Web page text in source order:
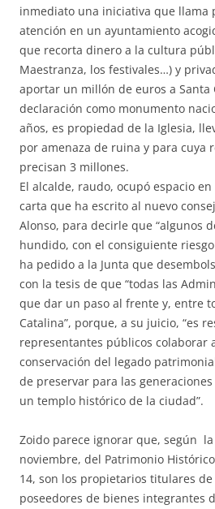
inmediato una iniciativa que llama
atención en un ayuntamiento
que recorta dinero a la cultura
Maestranza, los festivales…) y
aportar un millón de euros a Santa
declaración como monumento
años, es propiedad de la Iglesia,
por amenaza de ruina y para cuya
precisan 3 millones.
El alcalde, raudo, ocupó espacio
carta que ha escrito al nuevo
Alonso, para decirle que “algunos
hundido, con el consiguiente
ha pedido a la Junta que
con la tesis de que “todas las
que dar un paso al frente y, entre
Catalina”, porque, a su juicio, “es
representantes públicos colaborar
conservación del legado
de preservar para las
un templo histórico de la ciudad”.
Zoido parece ignorar que, según la
noviembre, del Patrimonio
14, son los propietarios titulares
poseedores de bienes integrantes